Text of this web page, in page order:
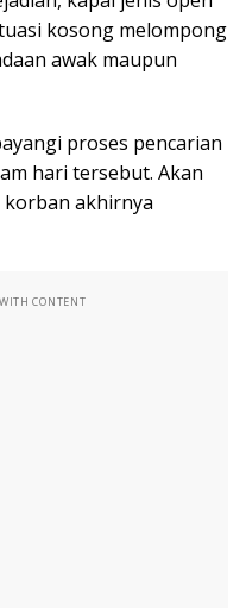
kosong melompong
awak maupun
proses pencarian
hari tersebut. Akan
akhirnya
CONTENT